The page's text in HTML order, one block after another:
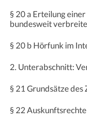
§ 20 a Erteilung
bundesweit
§ 20 b Hörfunk im
2. Unterabschnitt:
§ 21 Grundsätze
§ 22